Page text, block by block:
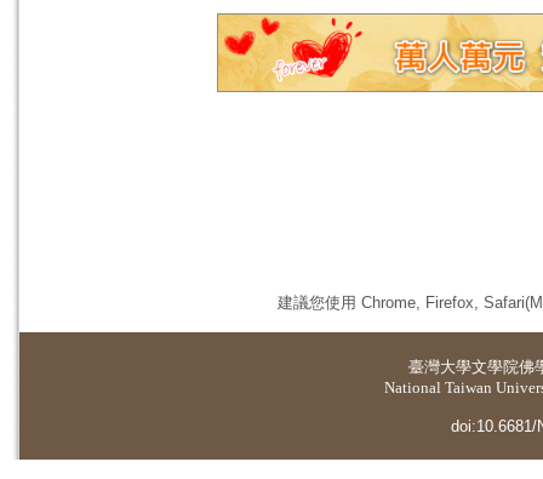
建議您使用 Chrome, Firefox,
臺灣大學文學院佛
National Taiwan
doi:10.6681/